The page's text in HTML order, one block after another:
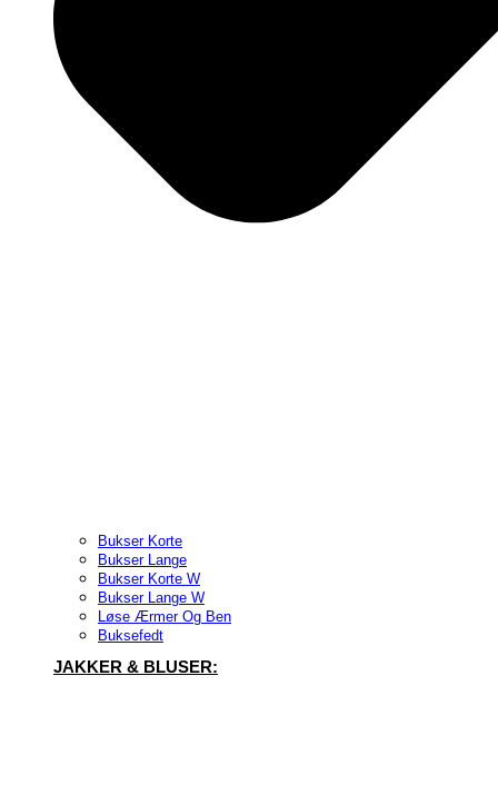
Bukser Korte
Bukser Lange
Bukser Korte W
Bukser Lange W
Løse Ærmer Og Ben
Buksefedt
JAKKER & BLUSER: